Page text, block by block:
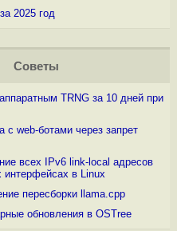
2025 год
Советы
TRNG за 10 дней при
с web-ботами через запрет
всех IPv6 link-local адресов
интерфейсах в Linux
пересборки llama.cpp
обновления в OSTree